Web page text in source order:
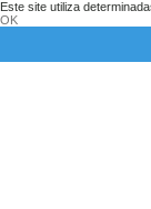
Este site utiliza
OK